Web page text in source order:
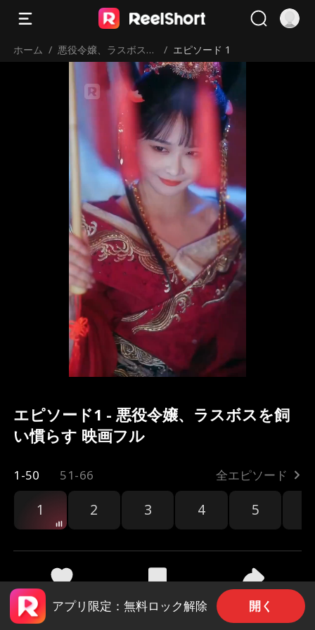
ホーム / 悪役令嬢、ラスボスを
飼い慣らす
/ エピソード 1
エピソード1 - 悪役令嬢、ラスボスを飼
い慣らす 映画フル
1-50 51-66 全エピソード
1 2 3 4 5
140 1.3k 共有
アプリ限定：無料ロック解除 開く